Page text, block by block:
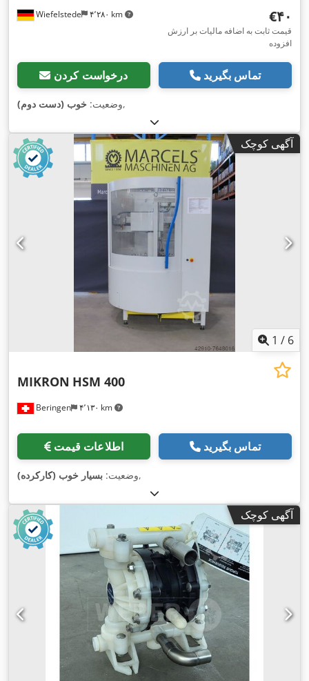
Wiefelstede ۴٬۲۸۰ km ‎€۴۰
قیمت ثابت به اضافه مالیات بر ارزش
افزوده
درخواست کردن تماس بگیرید
وضعیت: خوب (دست دوم) ,
آگهی کوچک
1 / 6
Beringen ۴٬۱۳۰ km
MIKRON HSM 400
اطلاعات قیمت تماس بگیرید
وضعیت: بسیار خوب (کارکرده) ,
آگهی کوچک